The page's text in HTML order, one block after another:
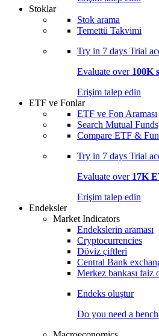
Stoklar
Stok arama
Temettü Takvimi
Try in 7 days Trial
Evaluate over 100K
Erişim talep edin
ETF ve Fonlar
ETF ve Fon Araması
Search Mutual Funds
Compare ETF &
Try in 7 days Trial
Evaluate over 17K
Erişim talep edin
Endeksler
Market Indicators
Endekslerin araması
Cryptocurrencies
Döviz çiftleri
Central Bank
Merkez bankası faiz
Endeks oluştur
Do you need a